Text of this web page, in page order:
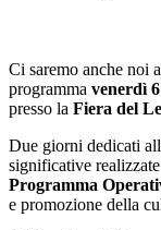
Ci saremo anche noi
programma venerdì
presso la Fiera del
Due giorni dedicati
significative
Programma
e promozione della